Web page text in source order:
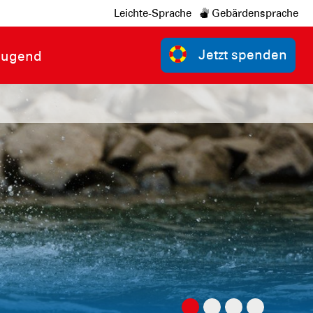
Leichte-Sprache Gebärdensprache
Jetzt spenden